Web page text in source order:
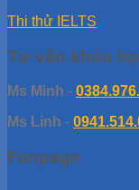
Thi thử IELTS
Tư vấn khóa
Ms Minh -
Ms Linh -
Fanpage